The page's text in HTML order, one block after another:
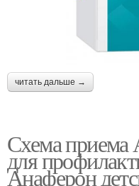
читать дальше →
Схема приема
для
Анаферон